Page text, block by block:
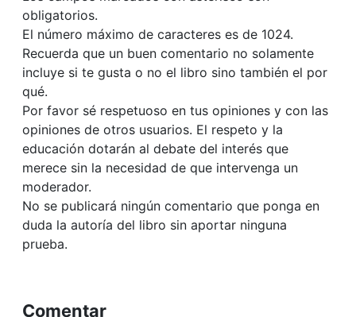
obligatorios.
El número máximo de caracteres es de 1024.
Recuerda que un buen comentario no solamente
incluye si te gusta o no el libro sino también el por
qué.
Por favor sé respetuoso en tus opiniones y con las
opiniones de otros usuarios. El respeto y la
educación dotarán al debate del interés que
merece sin la necesidad de que intervenga un
moderador.
No se publicará ningún comentario que ponga en
duda la autoría del libro sin aportar ninguna
prueba.
Comentar